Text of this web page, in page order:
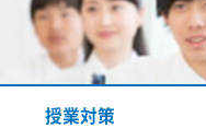
授業対策